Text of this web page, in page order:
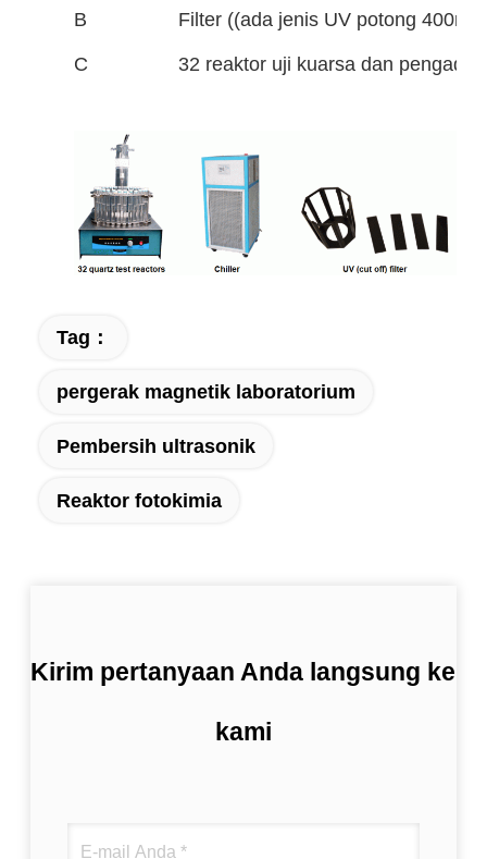
B
Filter ((ada jenis UV potong
C
32 reaktor uji kuarsa dan
Tag：
pergerak magnetik laboratorium
Pembersih ultrasonik
Reaktor fotokimia
Kirim pertanyaan Anda langsung ke
kami